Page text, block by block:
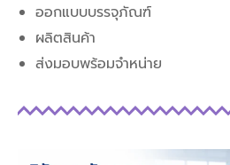
ออกแบบบรรจุภัณฑ์
ผลิตสินค้า
ส่งมอบพร้อมจำหน่าย